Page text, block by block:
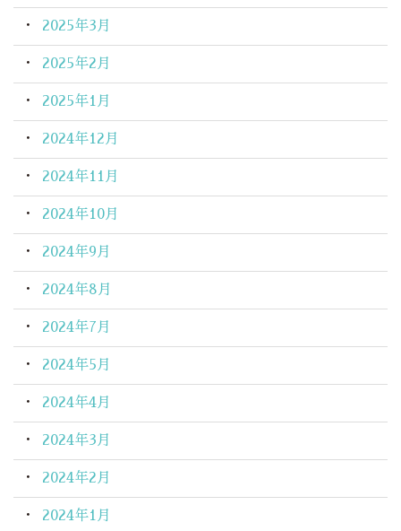
2025年3月
2025年2月
2025年1月
2024年12月
2024年11月
2024年10月
2024年9月
2024年8月
2024年7月
2024年5月
2024年4月
2024年3月
2024年2月
2024年1月